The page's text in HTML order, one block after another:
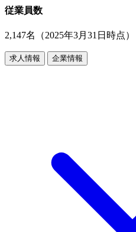
従業員数
2,147名（2025年3月31日時点）
求人情報 企業情報